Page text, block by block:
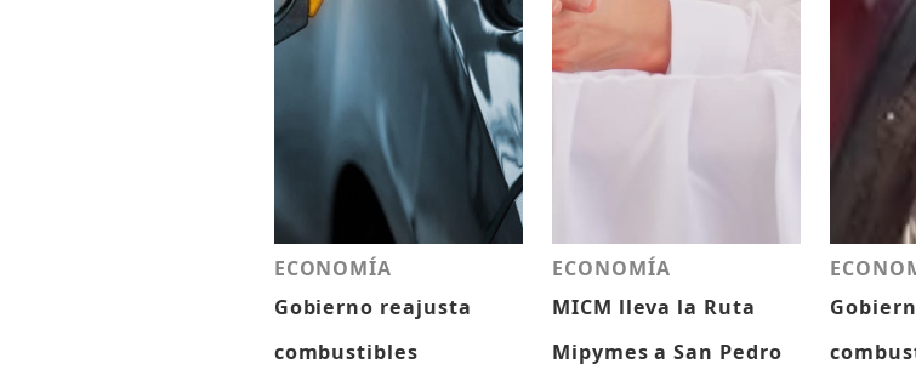
ECONOMÍA
Gobierno reajusta
combustibles
ECONOMÍA
MICM lleva la Ruta
Mipymes a San Pedro